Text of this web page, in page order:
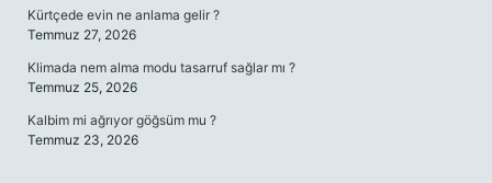
Kürtçede evin ne anlama gelir ?
Temmuz 27, 2026
Klimada nem alma modu tasarruf sağlar mı ?
Temmuz 25, 2026
Kalbim mi ağrıyor göğsüm mu ?
Temmuz 23, 2026